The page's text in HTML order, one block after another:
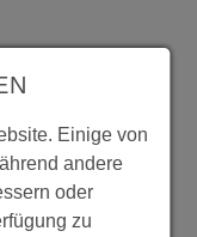
Einige von
andere
oder
zu